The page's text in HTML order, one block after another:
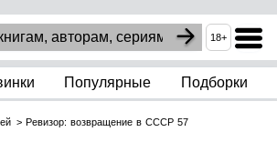
18+
Популярные Подборки
Ревизор: возвращение в СССР 57